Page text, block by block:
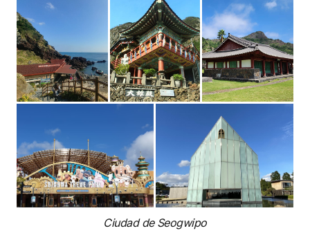
Ciudad de Seogwipo